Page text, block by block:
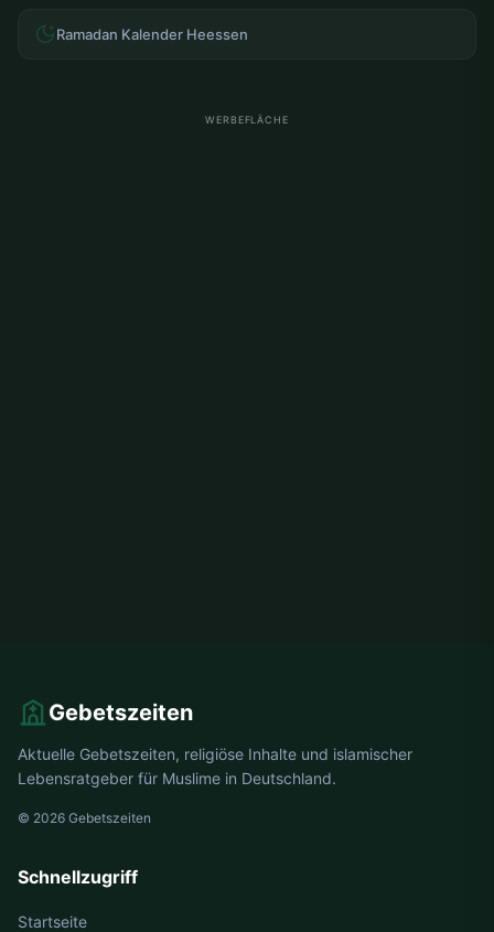
Ramadan Kalender Heessen
WERBEFLÄCHE
Gebetszeiten
Aktuelle Gebetszeiten, religiöse Inhalte und islamischer
Lebensratgeber für Muslime in Deutschland.
© 2026 Gebetszeiten
Schnellzugriff
Startseite